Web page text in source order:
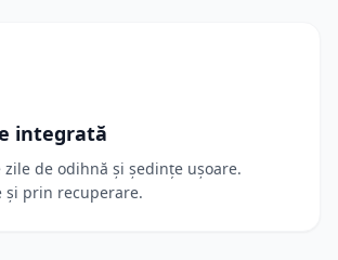
integrată
de odihnă și ședințe ușoare.
și prin recuperare.